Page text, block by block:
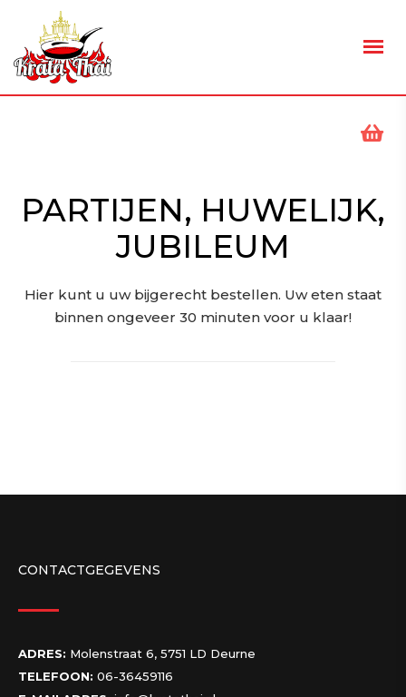
PARTIJEN, HUWELIJK,
JUBILEUM
Hier kunt u uw bijgerecht bestellen. Uw eten staat
binnen ongeveer 30 minuten voor u klaar!
CONTACTGEGEVENS
ADRES: Molenstraat 6, 5751 LD Deurne
TELEFOON: 06-36459116